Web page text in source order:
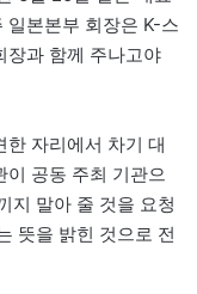
일본본부 회장은 K-스
장과 함께 주나고야
자리에서 차기 대
이 공동 주최 기관으
지 말아 줄 것을 요청
뜻을 밝힌 것으로 전